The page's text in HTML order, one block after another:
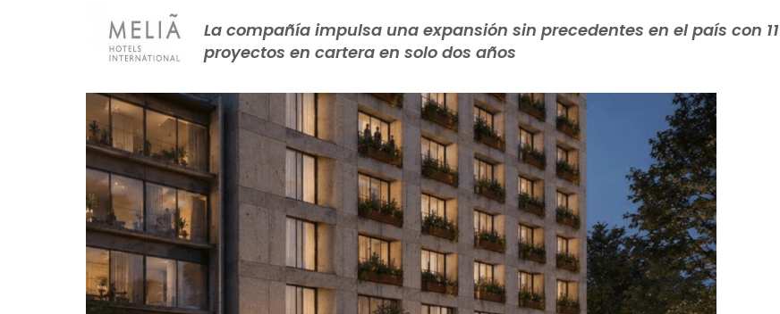
La compañía impulsa una expansión sin precedentes en el país con 11
proyectos en cartera en solo dos años